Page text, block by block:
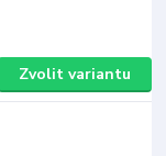
Zvolit variantu